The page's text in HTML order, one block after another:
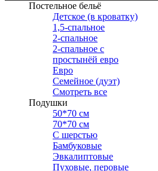
Постельное бельё
Детское (в кроватку)
1,5-спальное
2-спальное
2-спальное с
простынёй евро
Евро
Семейное (дуэт)
Смотреть все
Подушки
50*70 см
70*70 см
С шерстью
Бамбуковые
Эвкалиптовые
Пуховые, перовые